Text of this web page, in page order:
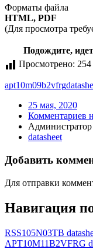
Форматы файла
HTML, PDF
(Для просмотра
Подождите,
Просмотрено: 254
apt10m09b2vfrg
25 мая, 2020
Комментариев
Администратор
datasheet
Добавить
Для отправки
Навигация
RSS105N03TB
APT10M11B2VFRG